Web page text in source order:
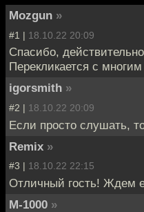
Mozgun »
#1 | 18.10.22 20:09
Спасибо,
Перекликается с
igorsmith »
#2 | 18.10.22 20:09
Если просто слушать,
Remix »
#3 | 18.10.22 22:15
Отличный гость! Ждем
M-1000 »